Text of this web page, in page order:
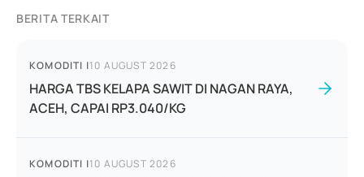
BERITA TERKAIT
KOMODITI |10 AUGUST 2026
HARGA TBS KELAPA SAWIT DI NAGAN RAYA,
ACEH, CAPAI RP3.040/KG
KOMODITI |10 AUGUST 2026